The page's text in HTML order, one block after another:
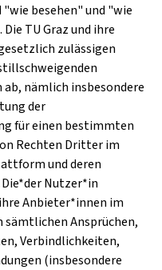
besehen" und "wie
TU Graz und ihre
zulässigen
nämlich insbesondere
der
für einen bestimmten
Rechten Dritter im
und deren
Nutzer*in
Anbieter*innen im
sämtlichen Ansprüchen,
Verbindlichkeiten,
(insbesondere